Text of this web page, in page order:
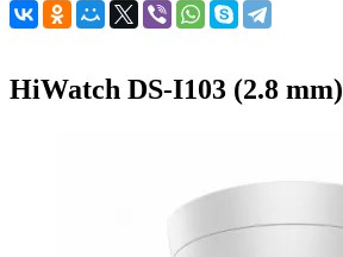
HiWatch DS-I103 (2.8 mm)